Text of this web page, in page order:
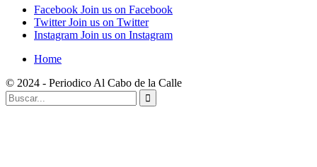
Facebook Join us on Facebook
Twitter Join us on Twitter
Instagram Join us on Instagram
Home
© 2024 - Periodico Al Cabo de la Calle